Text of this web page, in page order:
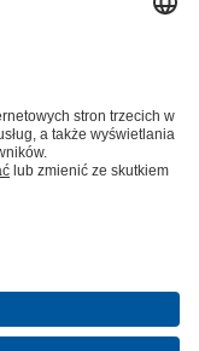
at KSBMedia